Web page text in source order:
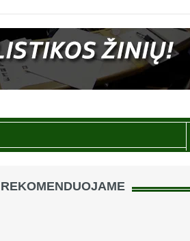
REKOMENDUOJAME